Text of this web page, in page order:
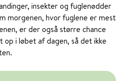
insekter og fuglenødder
morgenen, hvor fuglene er mest
er der også større chance
i løbet af dagen, så det ikke